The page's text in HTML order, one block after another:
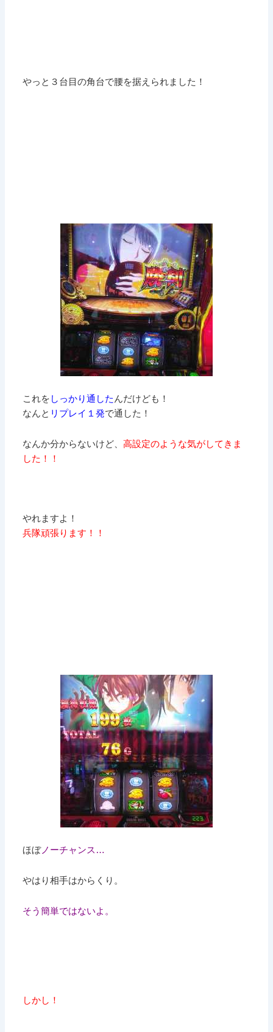
やっと３台目の角台で腰を据えられました！
これを しっかり通した んだけども！
なんと リプレイ１発で通した！
なんか分からないけど、高設定のような気がしてきま
した！！
やれますよ！
兵隊頑張ります！！
ほぼノーチャンス…
やはり相手はからくり。
そう簡単ではないよ。
しかし！